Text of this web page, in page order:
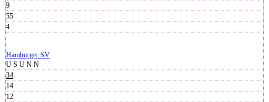
9
55
4
Hamburger SV
U S U N N
34
14
12